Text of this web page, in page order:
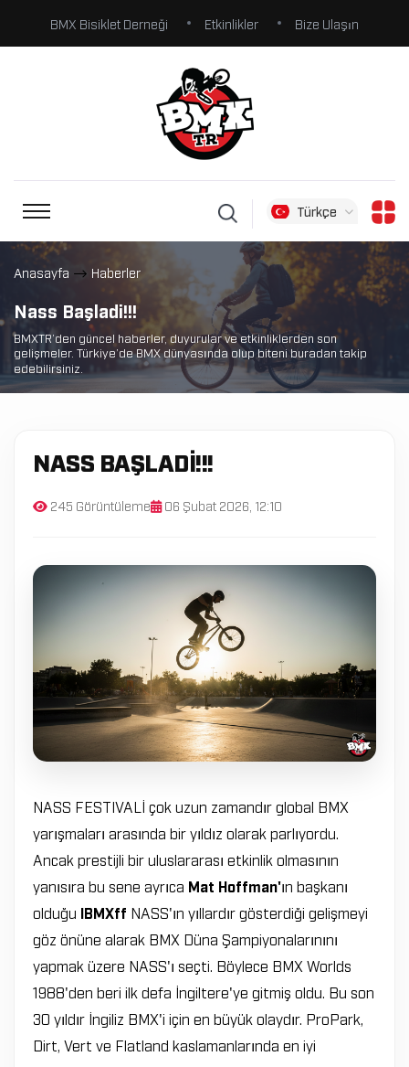
BMX Bisiklet Derneği Etkinlikler Bize Ulaşın
Türkçe
Anasayfa Haberler
Nass Başladi!!!
BMXTR’den güncel haberler, duyurular ve etkinliklerden son
gelişmeler. Türkiye’de BMX dünyasında olup biteni buradan takip
edebilirsiniz.
NASS BAŞLADI!!!
245 Görüntüleme 06 Şubat 2026, 12:10
NASS FESTIVALİ çok uzun zamandır global BMX
yarışmaları arasında bir yıldız olarak parlıyordu.
Ancak prestijli bir uluslararası etkinlik olmasının
yanısıra bu sene ayrıca Mat Hoffman'ın başkanı
olduğu IBMXff NASS'ın yıllardır gösterdiği gelişmeyi
göz önüne alarak BMX Düna Şampiyonalarınını
yapmak üzere NASS'ı seçti. Böylece BMX Worlds
1988'den beri ilk defa İngiltere'ye gitmiş oldu. Bu son
30 yıldır İngiliz BMX'i için en büyük olaydır. ProPark,
Dirt, Vert ve Flatland kaslamanlarında en iyi